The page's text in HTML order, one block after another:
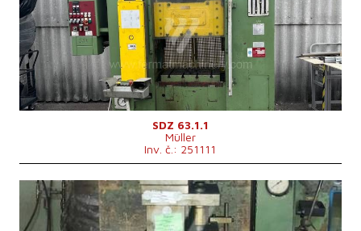
Jmenovitá tvářecí síla lisu
63 t
Rozměry pracovní plochy stolu620x500 mm
Výkon hlavního elektromotoru 22 kW
Řídící systém
ne
SDZ 63.1.1
Müller
Inv. č.: 251111
Rok výroby:
0
Jmenovitá tvářecí síla lisu
100 t
Rozměry pracovní plochy stolu750x560 mm